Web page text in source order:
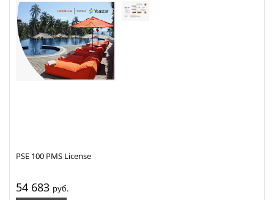
54 683 руб.
PSE 100 PMS License